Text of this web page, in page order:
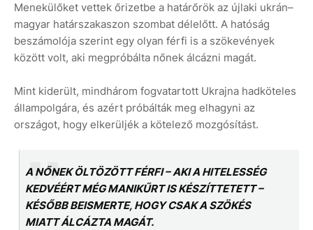
Menekülőket vettek őrizetbe a határőrök az újlaki ukrán–
magyar határszakaszon szombat délelőtt. A hatóság
beszámolója szerint egy olyan férfi is a szökevények
között volt, aki megpróbálta nőnek álcázni magát.
Mint kiderült, mindhárom fogvatartott Ukrajna hadköteles
állampolgára, és azért próbálták meg elhagyni az
országot, hogy elkerüljék a kötelező mozgósítást.
A NŐNEK ÖLTÖZÖTT FÉRFI – AKI A HITELESSÉG
KEDVÉÉRT MÉG MANIKŰRT IS KÉSZÍTTETETT –
KÉSŐBB BEISMERTE, HOGY CSAK A SZÖKÉS
MIATT ÁLCÁZTA MAGÁT.